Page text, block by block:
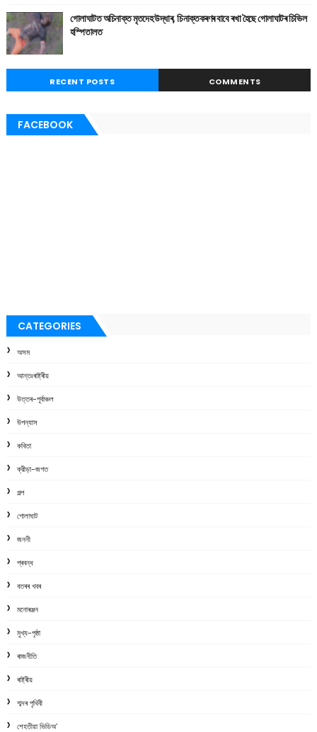
গোলাঘাটত অচিনাক্ত মৃতদেহ উদ্ধাৰ, চিনাক্তকৰণৰ বাবে ৰখা হৈছে গোলাঘাটৰ চিভিল
হস্পিতালত
RECENT POSTS COMMENTS
FACEBOOK
CATEGORIES
অসম
আন্তঃৰাষ্ট্ৰীয়
উত্তৰ-পূৰ্বাঞ্চল
উপন্যাস
কবিতা
ক্রীড়া-জগত
গল্প
গোলাঘাট
জননী
প্ৰবন্ধ
বতৰৰ খবৰ
মনোৰঞ্জন
মুখ্য-পৃষ্ঠা
ৰাজনীতি
ৰাষ্ট্ৰীয়
শব্দৰ পৃথিবী
শেহতীয়া ভিডিঅ’